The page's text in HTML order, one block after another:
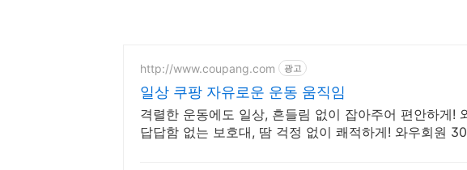
http://www.coupang.com 광고
일상 쿠팡 자유로운 운동 움직임
격렬한 운동에도 일상, 흔들림 없이 잡아주어 편안하게!
답답함 없는 보호대, 땀 걱정 없이 쾌적하게! 와우회원